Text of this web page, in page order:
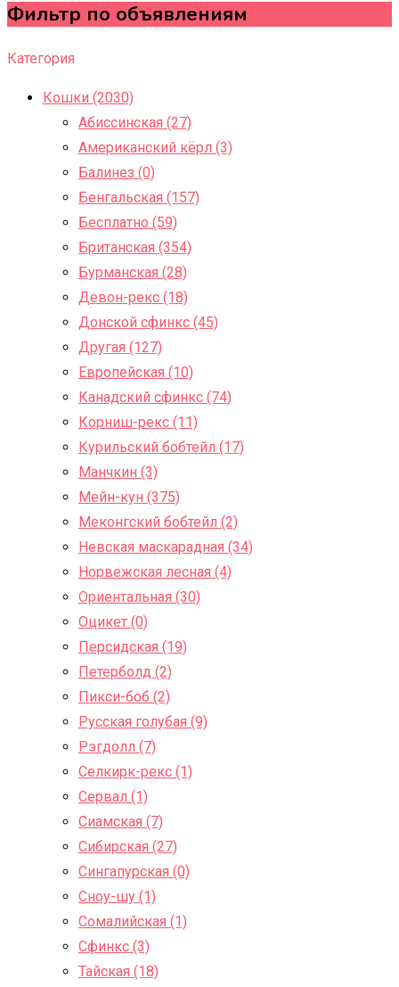
Фильтр по объявлениям
Категория
Кошки (2030)
Абиссинская (27)
Американский кёрл (3)
Балинез (0)
Бенгальская (157)
Бесплатно (59)
Британская (354)
Бурманская (28)
Девон-рекс (18)
Донской сфинкс (45)
Другая (127)
Европейская (10)
Канадский сфинкс (74)
Корниш-рекс (11)
Курильский бобтейл (17)
Манчкин (3)
Мейн-кун (375)
Меконгский бобтейл (2)
Невская маскарадная (34)
Норвежская лесная (4)
Ориентальная (30)
Оцикет (0)
Персидская (19)
Петерболд (2)
Пикси-боб (2)
Русская голубая (9)
Рэгдолл (7)
Селкирк-рекс (1)
Сервал (1)
Сиамская (7)
Сибирская (27)
Сингапурская (0)
Сноу-шу (1)
Сомалийская (1)
Сфинкс (3)
Тайская (18)